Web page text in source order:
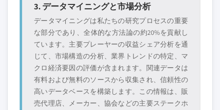
3. データマイニングと市場分析
データマイニングは私たちの研究プロセスの重要
な部分であり、全体的な方法論の約20%を貢献し
ています。主要プレーヤーの収益シェア分析を通
じて、市場構造の分析、業界トレンドの特定、マ
クロ経済要因の評価が含まれます。関連データは
有料および無料のソースから収集され、信頼性の
高いデータベースを構築します。この情報は、販
売代理店、メーカー、協会などの主要ステークホ